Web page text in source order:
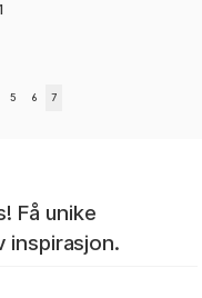
5 6 7
Få unike
inspirasjon.